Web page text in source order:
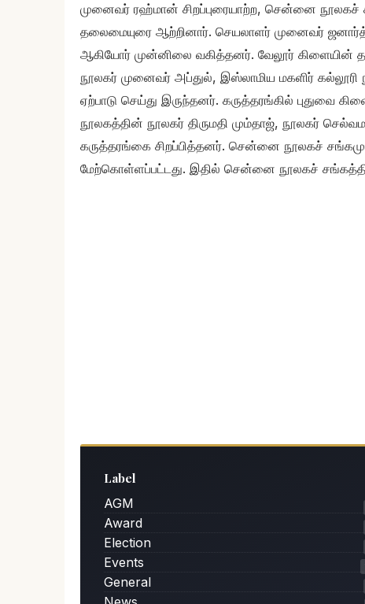
முனைவர் ரஹ்மான் சிறப்புரையாற்ற, சென்னை நூலகச்
தலைமையுரை ஆற்றினார். செயலாளர் முனைவர்
ஆகியோர் முன்னிலை வகித்தனர். வேலூர் கிளையின்
நூலகர் முனைவர் அப்துல், இஸ்லாமிய மகளிர் கல்லூரி
ஏற்பாடு செய்து இருந்தனர். கருத்தரங்கில்
நூலகத்தின் நூலகர் திருமதி மும்தாஜ், நூலகர்
கருத்தரங்கை சிறப்பித்தனர். சென்னை நூலகச்
மேற்கொள்ளப்பட்டது. இதில் சென்னை நூலகச்
Label
AGM
Award
Election
Events
General